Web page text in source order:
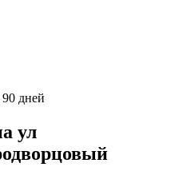
дней
ул